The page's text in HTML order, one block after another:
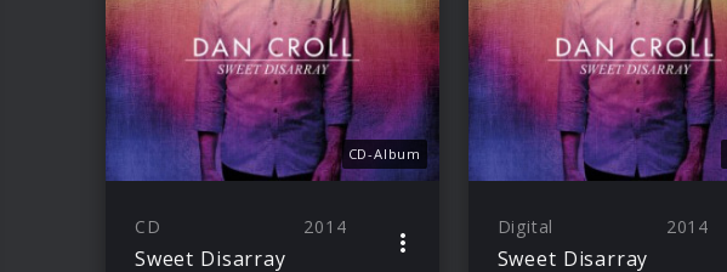
CD-Album
CD 2014
Sweet Disarray
Digital 2014
Sweet Disarray